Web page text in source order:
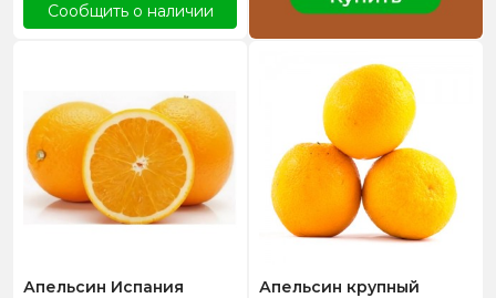
Сообщить о наличии
Апельсин Испания
Апельсин крупный